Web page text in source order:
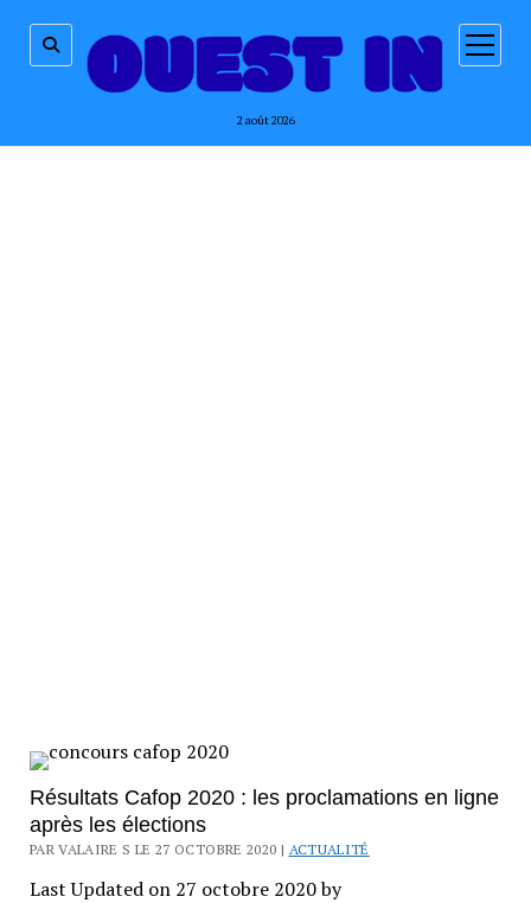
2 août 2026
ouvrir
menu
Résultats Cafop 2020 : les proclamations en ligne
après les élections
PAR VALAIRE S LE 27 OCTOBRE 2020 | ACTUALITÉ
Last Updated on 27 octobre 2020 by